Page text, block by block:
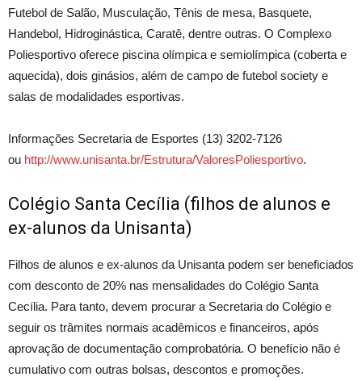
Futebol de Salão, Musculação, Tênis de mesa, Basquete,
Handebol, Hidroginástica, Caratê, dentre outras. O Complexo
Poliesportivo oferece piscina olímpica e semiolímpica (coberta e
aquecida), dois ginásios, além de campo de futebol society e
salas de modalidades esportivas.
Informações Secretaria de Esportes (13) 3202-7126
ou http://www.unisanta.br/Estrutura/ValoresPoliesportivo.
Colégio Santa Cecília (filhos de alunos e
ex-alunos da Unisanta)
Filhos de alunos e ex-alunos da Unisanta podem ser beneficiados
com desconto de 20% nas mensalidades do Colégio Santa
Cecília. Para tanto, devem procurar a Secretaria do Colégio e
seguir os trâmites normais acadêmicos e financeiros, após
aprovação de documentação comprobatória. O benefício não é
cumulativo com outras bolsas, descontos e promoções.